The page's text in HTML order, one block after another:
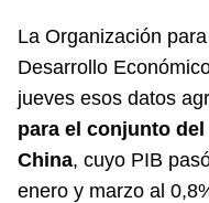
La Organización
Desarrollo
jueves esos datos
para el conjunto
China, cuyo PIB
enero y marzo al